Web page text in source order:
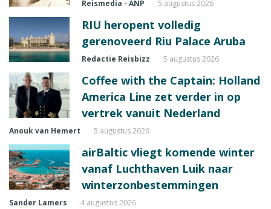
Reismedia - ANP 5 augustus 2026
RIU heropent volledig
gerenoveerd Riu Palace Aruba
Redactie Reisbizz 5 augustus 2026
Coffee with the Captain: Holland
America Line zet verder in op
vertrek vanuit Nederland
Anouk van Hemert 5 augustus 2026
airBaltic vliegt komende winter
vanaf Luchthaven Luik naar
winterzonbestemmingen
Sander Lamers 4 augustus 2026